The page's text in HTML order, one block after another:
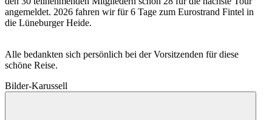
angemeldet. 2026 fahren wir für 6 Tage zum Eurostrand Fintel in
die Lüneburger Heide.
Alle bedankten sich persönlich bei der Vorsitzenden für diese
schöne Reise.
Bilder-Karussell